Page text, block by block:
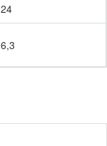
24
6,3